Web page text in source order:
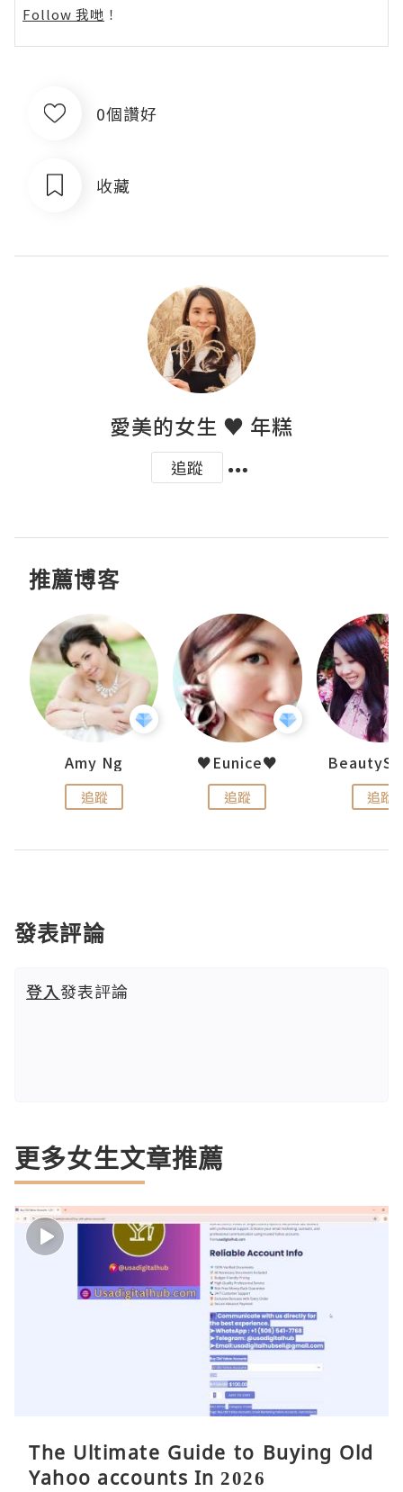
Follow 我哋 ！
0個讚好
收藏
愛美的女生 ♥ 年糕
追蹤
推薦博客
Amy Ng
追蹤
♥Eunice♥
追蹤 追蹤
發表評論
登入發表評論
更多女生文章推薦
The Ultimate Guide to Buying Old
Yahoo accounts In 2026